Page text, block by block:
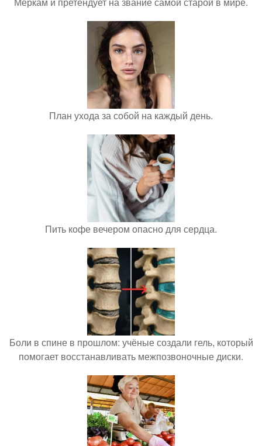
План ухода за собой на каждый день.
Пить кофе вечером опасно для сердца.
Боли в спине в прошлом: учёные создали гель, который
помогает восстанавливать межпозвоночные диски.